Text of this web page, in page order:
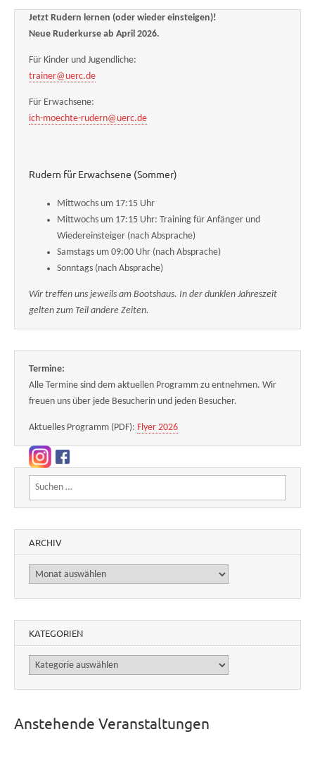
Jetzt Rudern lernen (oder wieder einsteigen)!
Neue Ruderkurse ab April 2026.
Für Kinder und Jugendliche:
trainer@uerc.de
Für Erwachsene:
ich-moechte-rudern@uerc.de
Rudern für Erwachsene (Sommer)
Mittwochs um 17:15 Uhr
Mittwochs um 17:15 Uhr: Training für Anfänger und
Wiedereinsteiger (nach Absprache)
Samstags um 09:00 Uhr (nach Absprache)
Sonntags (nach Absprache)
Wir treffen uns jeweils am Bootshaus. In der dunklen Jahreszeit
gelten zum Teil andere Zeiten.
Termine:
Alle Termine sind dem aktuellen Programm zu entnehmen. Wir
freuen uns über jede Besucherin und jeden Besucher.
Aktuelles Programm (PDF): Flyer 2026
Suchen nach:
ARCHIV
Archiv
KATEGORIEN
Kategorien
Anstehende Veranstaltungen